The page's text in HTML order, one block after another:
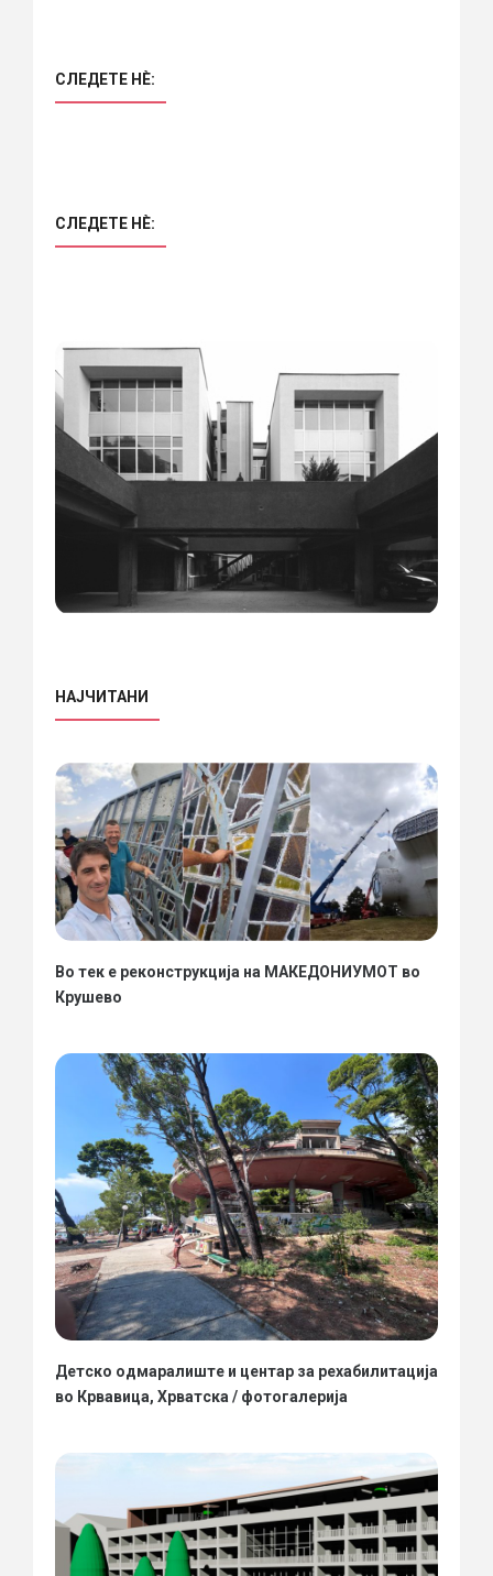
СЛЕДЕТЕ НÈ:
СЛЕДЕТЕ НÈ:
НАЈЧИТАНИ
Во тек е реконструкција на МАКЕДОНИУМОТ во
Крушево
Детско одмаралиште и центар за рехабилитација
во Крвавица, Хрватска / фотогалерија